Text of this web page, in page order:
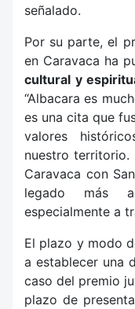
señalado.
Por su parte, el
en Caravaca ha
cultural y
“Albacara es
es una cita que
valores
nuestro territorio.
Caravaca con
legado más
especialmente a
El plazo y modo
a establecer una
caso del premio
plazo de